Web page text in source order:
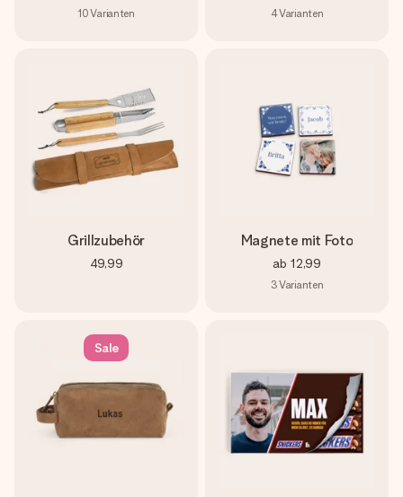
10Varianten 4Varianten
Grillzubehör
49,99
Magnete mit Foto
ab 12,99
3Varianten
Sale